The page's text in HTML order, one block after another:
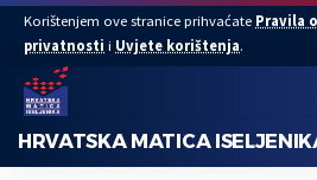
Korištenjem ove stranice prihvaćate Pravila o
privatnosti i Uvjete korištenja.
HRVATSKA MATICA